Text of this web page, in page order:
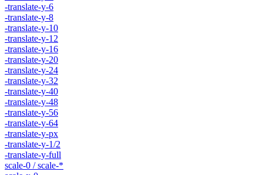
-translate-y-6
-translate-y-8
-translate-y-10
-translate-y-12
-translate-y-16
-translate-y-20
-translate-y-24
-translate-y-32
-translate-y-40
-translate-y-48
-translate-y-56
-translate-y-64
-translate-y-px
-translate-y-1/2
-translate-y-full
scale-0 / scale-*